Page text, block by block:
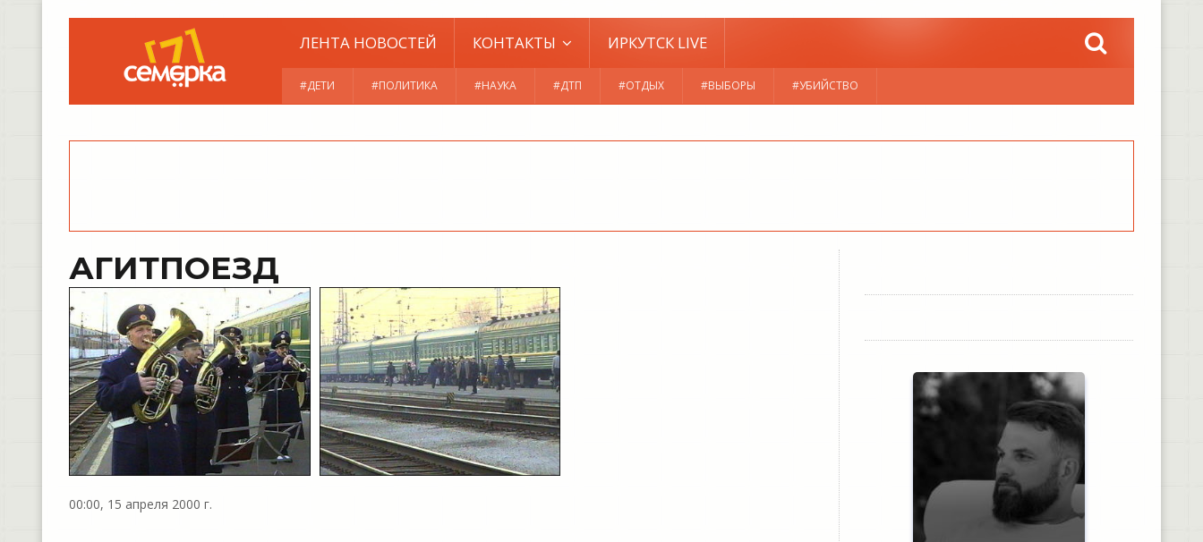
ЛЕНТА НОВОСТЕЙ КОНТАКТЫ ИРКУТСК LIVE
#ДЕТИ #ПОЛИТИКА #НАУКА #ДТП #ОТДЫХ #ВЫБОРЫ #УБИЙСТВО
АГИТПОЕЗД
00:00, 15 апреля 2000 г.